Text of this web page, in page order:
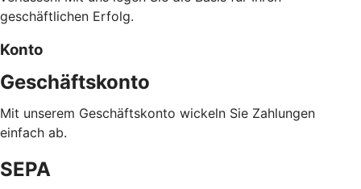
geschäftlichen Erfolg.
Konto
Geschäftskonto
Mit unserem Geschäftskonto wickeln Sie Zahlungen
einfach ab.
SEPA